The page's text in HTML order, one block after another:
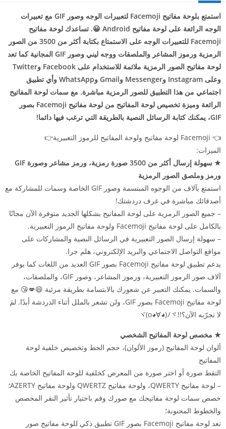
استمتع بلوحة مفاتيح Facemoji لتعبيرات الوجه وصور GIF مع تعبيرات
الوجه الرائعة على لوحة مفاتيح Android 😀. تساعدك لوحة مفاتيح
Facemoji للتعبيرات الوجه على الاستمتاع بكتابة أكثر من 3500 من الصور
الرمزية ورموز المشاعر والملصقات ووجه ليني وصور GIF المجانية كما تعد
لوحة مفاتيح الصور الرمزية ملائمة للاستخدام على Facebook وTwitter
وعلى Instagram وMessenger وGmail وWhatsApp وأي تطبيق
اجتماعي من هذا التطبيق للصور الرمزية مباشرة. مع سمات لوحة المفاتيح
الرائعة وميزة تخصيص لوحة المفاتيح من لوحة مفاتيح Facemoji بصور
GIF، يمكنك كتابة الرسائل النصية بالطريقة التي ترغب فيها دائما!
👈 Facemoji لوحة مفاتيح ولوحة المفاتيح للرموز التعبيرية👉
الميزات:
★ سهولة إرسال أكثر من 3500 صورة رمزية، ورمز مشاعر وصورة GIF
ورمز وملصق الصور الرمزية
استمتع بآلاف من الوجوه المبتسمة وصور GIF الخاصة وسمات للمشاركة مع
أصدقائك مباشرة في غرف دردشتك!
– جميع الصور الرمزية على لوحة المفاتيح بشكلها الجديد متوفرة الآن مجانًا
بالكامل على لوحة مفاتيح Facemoji ولوحة مفاتيح الرموز التعبيرية.
– سهولة إرسال الصور التعبيرية في الرسائل النصية والمشاركات على
مواقع التواصل الاجتماعي والبريد الإلكتروني، هلم جرا.
يدعم تطبيق لوحة مفاتيح Facemoji بصور GIF العديد من اللغات كما يوفر
آلاف صور الرموز التعبيرية، ورموز المشاعر، وصور GIF، والملصقات،
والسمات. يمكنك التعبير عن شعورك بالابتسامة بطريقة مرئية 😄💋😘 مع
لوحة مفاتيح Facemoji بصور GIF، ولن تشعر بالملل أثناء الدردشة أبدًا. لمَ
لا تجرّبه الآن؟!!ヾ(o◕∀◕)ﾉヾ
★ مخصص لوحة المفاتيح الشخصي
ألوان لوحة المفاتيح (رموز الألوان)، حجم الخط وتخصيص خلفية لوحة
المفاتيح
التقط صورة أو اختر صورة من المعرض كخلفية للوحة المفاتيح الخاصة بك
– لوحة مفاتيح QWERTY، ولوحة مفاتيح QWERTZ ولوحة مفاتيح AZERTY؛
خصص سمات لوحة مفاتيحك مع صورك وقم باختيار تأثير النقر المخصص
والخطوط المجنونة؛
تعد لوحة مفاتيح Facemoji بصور GIF تطبيق ذكي للوحة مفاتيح صور